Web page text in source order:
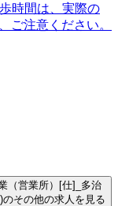
時間は、実際の
ご注意ください。
（営業所）[仕]_多治
のその他の求人を見る